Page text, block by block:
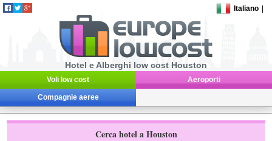
Italiano
Hotel e Alberghi low cost Houston
Voli low cost Aeroporti
Compagnie aeree
Cerca hotel a Houston